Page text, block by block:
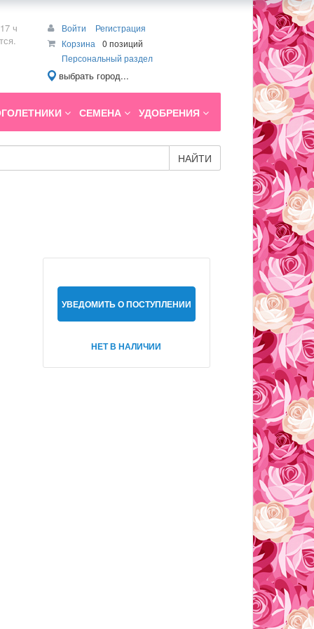
ч
Войти
Регистрация
Корзина
0 позиций
Персональный раздел
выбрать город...
СЕМЕНА УДОБРЕНИЯ
НАЙТИ
УВЕДОМИТЬ О ПОСТУПЛЕНИИ
НЕТ В НАЛИЧИИ